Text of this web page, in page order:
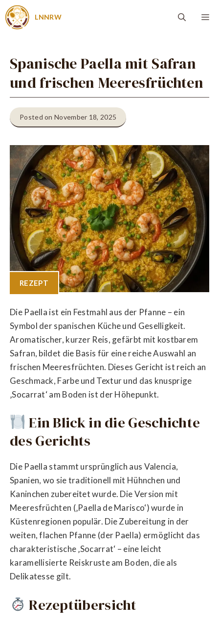
Zum
Inhalt
LNNRW
Spanische Paella mit Safran
und frischen Meeresfrüchten
Posted on November 18, 2025
REZEPT
Die Paella ist ein Festmahl aus der Pfanne – ein
Symbol der spanischen Küche und Geselligkeit.
Aromatischer, kurzer Reis, gefärbt mit kostbarem
Safran, bildet die Basis für eine reiche Auswahl an
frischen Meeresfrüchten. Dieses Gericht ist reich an
Geschmack, Farbe und Textur und das knusprige
‚Socarrat‘ am Boden ist der Höhepunkt.
Ein Blick in die Geschichte
des Gerichts
Die Paella stammt ursprünglich aus Valencia,
Spanien, wo sie traditionell mit Hühnchen und
Kaninchen zubereitet wurde. Die Version mit
Meeresfrüchten (‚Paella de Marisco‘) wurde in
Küstenregionen populär. Die Zubereitung in der
weiten, flachen Pfanne (der Paella) ermöglicht das
charakteristische ‚Socarrat‘ – eine leicht
karamellisierte Reiskruste am Boden, die als
Delikatesse gilt.
Rezeptübersicht